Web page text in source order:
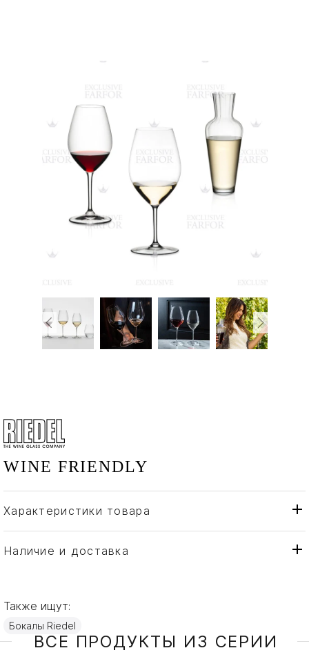
WINE FRIENDLY
Характеристики товара
Бренд
Riedel
Страна производителя
Наличие и доставка
Также ищут:
Бокалы Riedel
ВСЕ ПРОДУКТЫ ИЗ СЕРИИ